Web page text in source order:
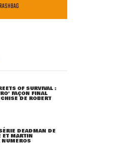
OF SURVIVAL :
FAÇON FINAL
DE ROBERT
DEADMAN DE
ET MARTIN
NUMÉROS